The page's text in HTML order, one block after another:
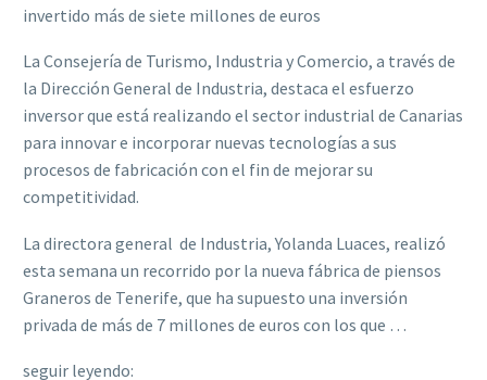
invertido más de siete millones de euros
La Consejería de Turismo, Industria y Comercio, a través de
la Dirección General de Industria, destaca el esfuerzo
inversor que está realizando el sector industrial de Canarias
para innovar e incorporar nuevas tecnologías a sus
procesos de fabricación con el fin de mejorar su
competitividad.
La directora general de Industria, Yolanda Luaces, realizó
esta semana un recorrido por la nueva fábrica de piensos
Graneros de Tenerife, que ha supuesto una inversión
privada de más de 7 millones de euros con los que …
seguir leyendo: